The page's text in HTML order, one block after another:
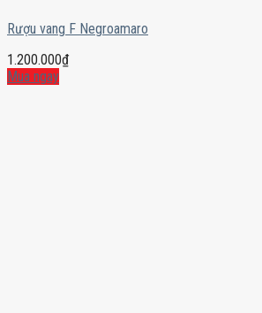
Rượu vang F Negroamaro
1.200.000₫
Mua ngay